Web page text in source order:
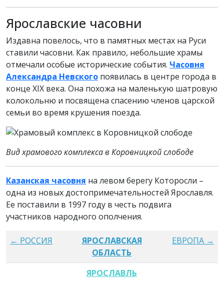
Ярославские часовни
Издавна повелось, что в памятных местах на Руси
ставили часовни. Как правило, небольшие храмы
отмечали особые исторические события. Часовня
Александра Невского появилась в центре города в
конце XIX века. Она похожа на маленькую шатровую
колокольню и посвящена спасению членов царской
семьи во время крушения поезда.
Вид храмового комплекса в Коровницкой слободе
Казанская часовня на левом берегу Которосли –
одна из новых достопримечательностей Ярославля.
Ее поставили в 1997 году в честь подвига
участников народного ополчения.
← РОССИЯ
ЯРОСЛАВСКАЯ
ОБЛАСТЬ
ЕВРОПА →
ЯРОСЛАВЛЬ